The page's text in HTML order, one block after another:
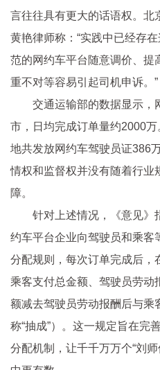
言往往具有更大的话语权。北
黄艳律师称：“实践中已经存
范的网约车平台随意调价、提
重不对等容易引起司机申诉。”
交通运输部的数据显示，
市，日均完成订单量约2000
地共发放网约车驾驶员证386
情权和监督权并没有随着行业
障。
针对上述情况，《意见》
约车平台企业向驾驶员和乘客
分配规则，每次订单完成后，
乘客支付总金额、驾驶员劳动
额减去驾驶员劳动报酬后与乘
称“抽成”）。这一规定旨在完
分配机制，让千千万万个“刘